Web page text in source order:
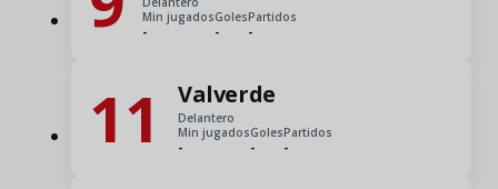
Min jugados
-
Goles
-
Partidos
-
11 Valverde
Delantero
Min jugados
-
Goles
-
Partidos
-